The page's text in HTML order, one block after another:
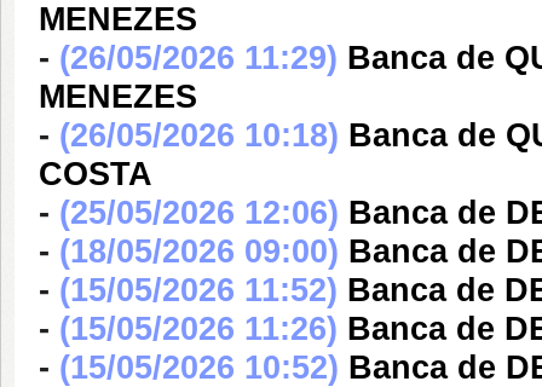
MENEZES
- (26/05/2026 11:29) Banca de
MENEZES
- (26/05/2026 10:18) Banca de
COSTA
- (25/05/2026 12:06) Banca de
- (18/05/2026 09:00) Banca de
- (15/05/2026 11:52) Banca de
- (15/05/2026 11:26) Banca de
- (15/05/2026 10:52) Banca de